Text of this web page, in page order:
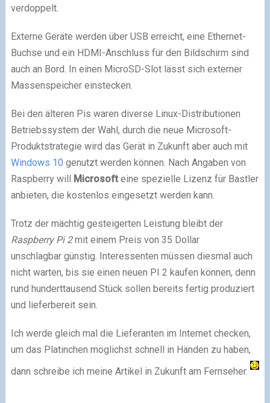
verdoppelt.
Externe Geräte werden über USB erreicht, eine Ethernet-
Buchse und ein HDMI-Anschluss für den Bildschirm sind
auch an Bord. In einen MicroSD-Slot lässt sich externer
Massenspeicher einstecken.
Bei den älteren Pis waren diverse Linux-Distributionen
Betriebssystem der Wahl, durch die neue Microsoft-
Produktstrategie wird das Gerät in Zukunft aber auch mit
Windows 10 genutzt werden können. Nach Angaben von
Raspberry will
Microsofteine spezielle Lizenz für Bastler
anbieten, die kostenlos eingesetzt werden kann.
Trotz der mächtig gesteigerten Leistung bleibt der
Raspberry Pi 2mit einem Preis von 35 Dollar
unschlagbar günstig. Interessenten müssen diesmal auch
nicht warten, bis sie einen neuen PI 2 kaufen können, denn
rund hunderttausend Stück sollen bereits fertig produziert
und lieferbereit sein.
Ich werde gleich mal die Lieferanten im Internet checken,
um das Platinchen möglichst schnell in Händen zu haben,
dann schreibe ich meine Artikel in Zukunft am Fernseher.